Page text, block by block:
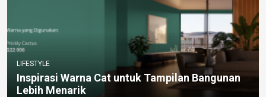
LIFESTYLE
Inspirasi Warna Cat untuk Tampilan Bangunan
Lebih Menarik